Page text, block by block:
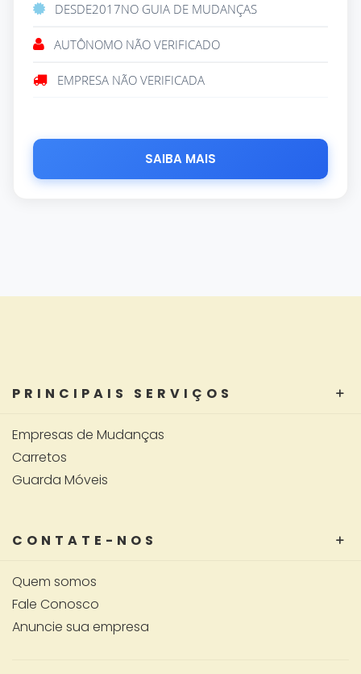
DESDE2017NO GUIA DE MUDANÇAS
AUTÔNOMO NÃO VERIFICADO
EMPRESA NÃO VERIFICADA
SAIBA MAIS
PRINCIPAIS SERVIÇOS
Empresas de Mudanças
Carretos
Guarda Móveis
CONTATE-NOS
Quem somos
Fale Conosco
Anuncie sua empresa